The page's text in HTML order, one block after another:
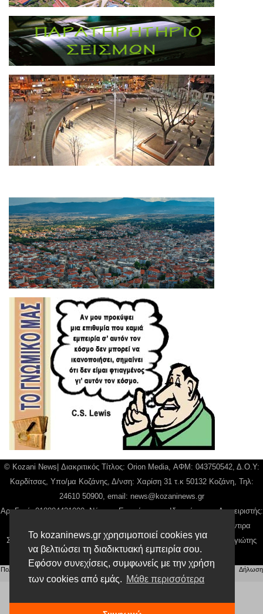
Το kozaninews.gr χρησιμοποιεί cookies για
να βελτιώσει τη διαδικτυακή εμπειρία σου.
Εφόσον συνεχίσεις, συμφωνείς με την χρήση
των cookies από εμάς. Μάθε περισσότερα
© Kozani News| Διακριτικός Τίτλος: Orion Media, ΑΦΜ: 043750542, Δ.Ο.Υ:
Καρδίτσας, Υπο/μα Κοζάνης, Δ/νση: Χαρίση 31 τ.κ 50132 Κοζάνη, Τηλ:
24610 50900, email: news@kozaninews.gr
Αρ. Γεμή: 018804431000, Νόμιμος Εκπρόσωπος, Ιδιοκτήτης και Διαχειριστής:
Παναγιώτης Φιλίππου, Διευθύντρια: Γιαννουσά Βασιλική, Διευθύντιρα
Σύνταξης: Μπαλαμπάνη Βασιλική. Δικαιούχος domain name Παναγιώτης
Φιλίππου
Πολιτική απορρήτου Αίτηση Διαχείρισης Προσωπικών Δεδομένων |Όροι χρήσης
Δήλωση
Συμμόρφωσης